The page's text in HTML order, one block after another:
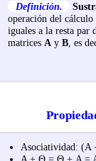
Definición.
operación del
iguales a la resta par
matrices Ay B, es
Asociatividad: (A